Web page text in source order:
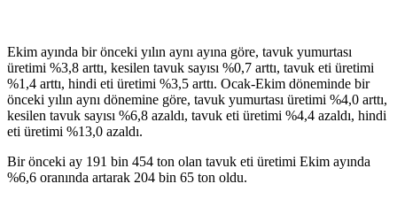
Ekim ayında bir önceki yılın aynı ayına göre, tavuk yumurtası
üretimi %3,8 arttı, kesilen tavuk sayısı %0,7 arttı, tavuk eti üretimi
%1,4 arttı, hindi eti üretimi %3,5 arttı. Ocak-Ekim döneminde bir
önceki yılın aynı dönemine göre, tavuk yumurtası üretimi %4,0 arttı,
kesilen tavuk sayısı %6,8 azaldı, tavuk eti üretimi %4,4 azaldı, hindi
eti üretimi %13,0 azaldı.
Bir önceki ay 191 bin 454 ton olan tavuk eti üretimi Ekim ayında
%6,6 oranında artarak 204 bin 65 ton oldu.